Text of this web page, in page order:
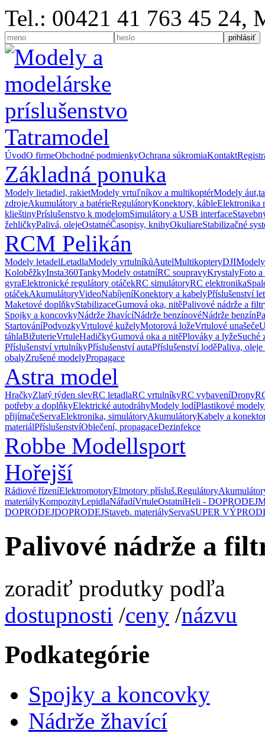
Tel.: 00421 41 763 45 24,
ÚvodO firmeObchodné podmienkyOchrana súkromiaKontakt
Základná ponuka
Modely lietadiel, rakietModely vrtuľníkov a multikoptérModely
zdrojeAkumulátory a batérieRegulátoryKonektory, kábleElektronika
klieštinyPríslušenstvo k modelomSimulátory a USB interface
žehličkyPalivá, olejeOstatnéČasopisy, knihyOkuliareStabilizačné
RCM Pelikán
Modely letadelLetadlaModely vrtulníkůAutelMultikopteryDJI
KoloběžkyInsta360TankyModely ostatníRC soupravyKrystalyFoto
gyraElektronické regulátory otáčekRC simulátoryRC elektronika
otáčekAkumulátoryVideoNabíjeníKonektory a kabelyPříslušenství
Maketové doplňkyStabilizaceGumová oka, nitěPalivové nádrže a
Spojky a koncovkyNádrže žhavícíNádrže benzínovéNádrže benzín
StartováníPodvozkyVrtulové kuželyMotorová ložeVrtulové unašeče
táhlaBižuterieVrtuleHadičkyGumová oka a nitěPlováky a lyžeSuché
Příslušenství vrtulníkyPříslušenství autaPříslušenství loděPaliva, oleje
obalyZrušené modelyPropagace
Astra model
HračkyZlatý týden slevRC letadlaRC vrtulníkyRC vybaveníDrony
potřeby a doplňkyElektrické autodráhyModely lodíPlastikové modely
přijímačeServaElektronika, simulátoryAkumulátoryKabely a
materiálPříslušenstvíOblečení, propagaceDezinfekce
Robbe Modellsport
Hořejší
Rádiové řízeníElektromotoryElmotory přísluš.Regulátory
materiályKompozityLepidlaNářadíVrtuleOstatníHeli - DOPRODEJ
DOPRODEJDOPRODEJStaveb. materiályServaSUPER
Palivové nádrže a
zoradiť produtky podľa
dostupnosti /ceny /názvu
Podkategórie
Spojky a koncovky
Nádrže žhavící